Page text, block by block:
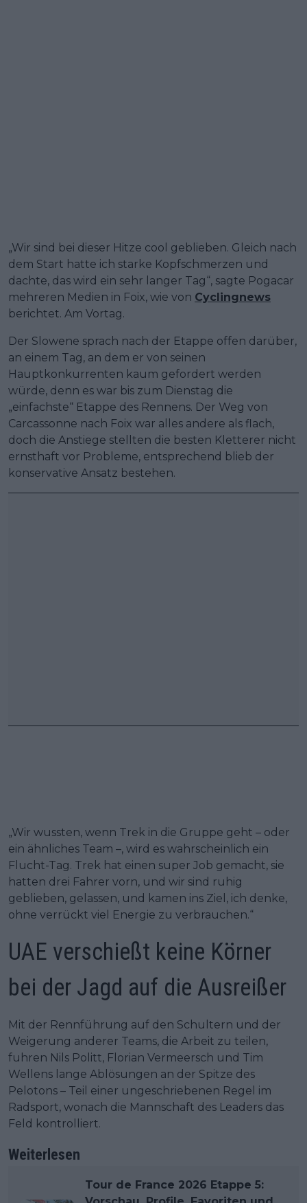
„Wir sind bei dieser Hitze cool geblieben. Gleich nach
dem Start hatte ich starke Kopfschmerzen und
dachte, das wird ein sehr langer Tag“, sagte Pogacar
mehreren Medien in Foix, wie von Cyclingnews
berichtet. Am Vortag.
Der Slowene sprach nach der Etappe offen darüber,
an einem Tag, an dem er von seinen
Hauptkonkurrenten kaum gefordert werden
würde, denn es war bis zum Dienstag die
„einfachste“ Etappe des Rennens. Der Weg von
Carcassonne nach Foix war alles andere als flach,
doch die Anstiege stellten die besten Kletterer nicht
ernsthaft vor Probleme, entsprechend blieb der
konservative Ansatz bestehen.
„Wir wussten, wenn Trek in die Gruppe geht – oder
ein ähnliches Team –, wird es wahrscheinlich ein
Flucht-Tag. Trek hat einen super Job gemacht, sie
hatten drei Fahrer vorn, und wir sind ruhig
geblieben, gelassen, und kamen ins Ziel, ich denke,
ohne verrückt viel Energie zu verbrauchen.“
UAE verschießt keine Körner
bei der Jagd auf die Ausreißer
Mit der Rennführung auf den Schultern und der
Weigerung anderer Teams, die Arbeit zu teilen,
fuhren Nils Politt, Florian Vermeersch und Tim
Wellens lange Ablösungen an der Spitze des
Pelotons – Teil einer ungeschriebenen Regel im
Radsport, wonach die Mannschaft des Leaders das
Feld kontrolliert.
Weiterlesen
Tour de France 2026 Etappe 5: